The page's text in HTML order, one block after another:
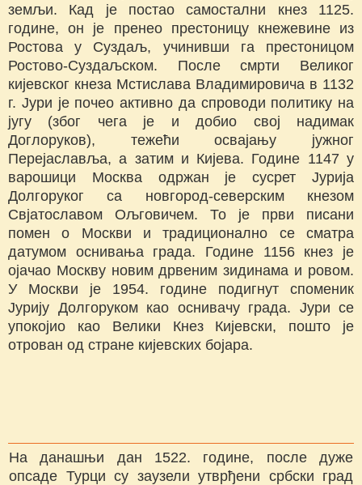
земљи. Кад је постао самостални кнез 1125.
године, он је пренео престоницу кнежевине из
Ростова у Суздаљ, учинивши га престоницом
Ростово-Суздаљском. После смрти Великог
кијевског кнеза Мстислава Владимировича в 1132
г. Јури је почео активно да спроводи политику на
југу (због чега је и добио свој надимак
Доглоруков), тежећи освајању јужног
Перејаславља, а затим и Кијева. Године 1147 у
варошици Москва одржан је сусрет Јурија
Долгоруког са новгород-северским кнезом
Свјатославом Ољговичем. То је први писани
помен о Москви и традиционално се сматра
датумом оснивања града. Године 1156 кнез је
ојачао Москву новим дрвеним зидинама и ровом.
У Москви је 1954. године подигнут споменик
Јурију Долгоруком као оснивачу града. Јури се
упокојио као Велики Кнез Кијевски, пошто је
отрован од стране кијевских бојара.
На данашњи дан 1522. године, после дуже
опсаде Турци су заузели утврђени србски град